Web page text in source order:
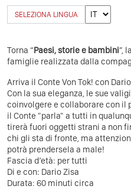
SELEZIONA LINGUA
Torna “Paesi, storie e bambini”,
famiglie realizzata dalla
Arriva il Conte Von Tok! con
Con la sua eleganza, le sue
coinvolgere e collaborare con il
il Conte "parla" a tutti in
tirerà fuori oggetti strani a non
chi gli sta di fronte, ma
potrà prendersela a male!
Fascia d’età: per tutti
Di e con: Dario Zisa
Durata: 60 minuti circa